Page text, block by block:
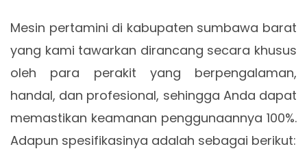
Mesin pertamini di kabupaten sumbawa barat
yang kami tawarkan dirancang secara khusus
oleh para perakit yang berpengalaman,
handal, dan profesional, sehingga Anda dapat
memastikan keamanan penggunaannya 100%.
Adapun spesifikasinya adalah sebagai berikut: